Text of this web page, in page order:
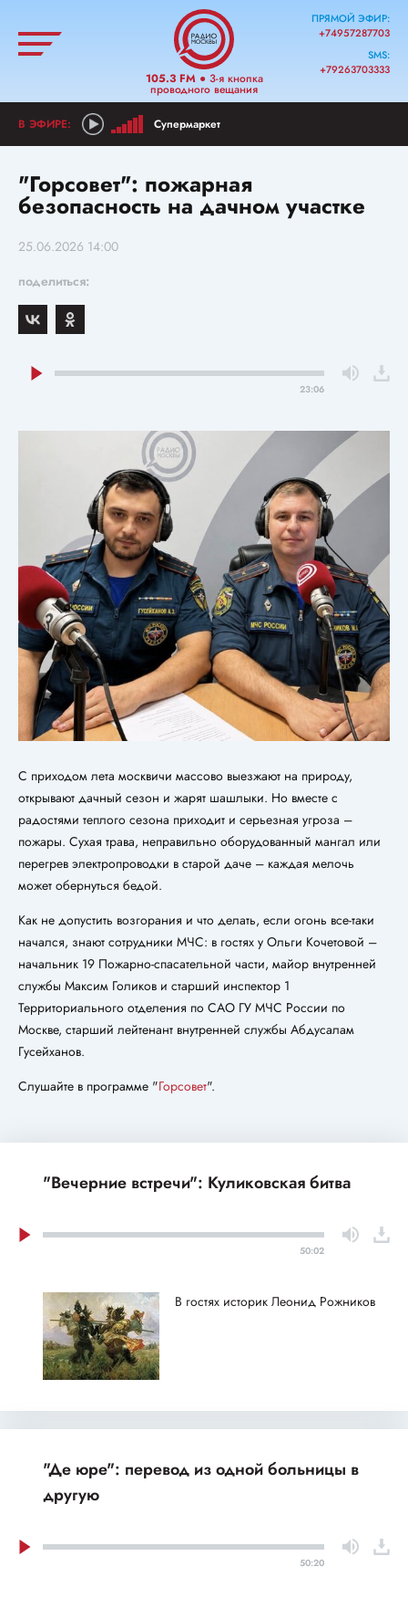
105.3 FM● 3-я кнопка
проводного вещания
ПРЯМОЙ ЭФИР:
+74957287703
SMS:
+79263703333
Супермаркет
"Горсовет": пожарная
безопасность на дачном участке
25.06.2026 14:00
поделиться:
23:06
С приходом лета москвичи массово выезжают на природу,
открывают дачный сезон и жарят шашлыки. Но вместе с
радостями теплого сезона приходит и серьезная угроза –
пожары. Сухая трава, неправильно оборудованный мангал или
перегрев электропроводки в старой даче – каждая мелочь
может обернуться бедой.
Как не допустить возгорания и что делать, если огонь все-таки
начался, знают сотрудники МЧС: в гостях у Ольги Кочетовой –
начальник 19 Пожарно-спасательной части, майор внутренней
службы Максим Голиков и старший инспектор 1
Территориального отделения по САО ГУ МЧС России по
Москве, старший лейтенант внутренней службы Абдусалам
Гусейханов.
Слушайте в программе "Горсовет".
"Вечерние встречи": Куликовская битва
50:02
В гостях историк Леонид Рожников
"Де юре": перевод из одной больницы в
другую
50:20